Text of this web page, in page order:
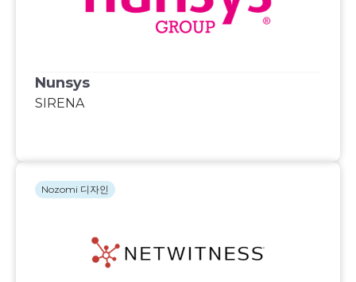
Nunsys
SIRENA
Nozomi 디자인